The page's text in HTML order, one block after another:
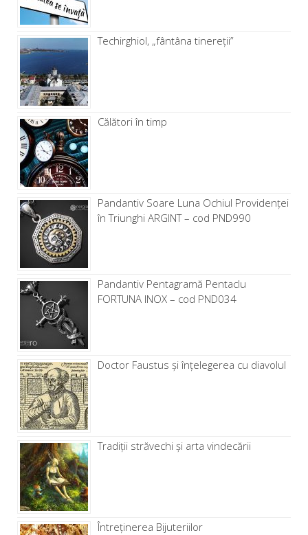
Techirghiol, „fântâna tinereţii”
Călători în timp
Pandantiv Soare Luna Ochiul Providenței
în Triunghi ARGINT – cod PND990
Pandantiv Pentagramă Pentaclu
FORTUNA INOX – cod PND034
Doctor Faustus și înțelegerea cu diavolul
Tradiții străvechi și arta vindecării
Întreținerea Bijuteriilor